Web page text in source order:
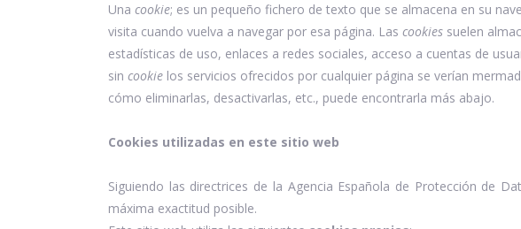
Una cookie; es un pequeño fichero de texto que se almacena en su
visita cuando vuelva a navegar por esa página. Las cookies suelen
estadísticas de uso, enlaces a redes sociales, acceso a cuentas de
sin cookie los servicios ofrecidos por cualquier página se verían
cómo eliminarlas, desactivarlas, etc., puede encontrarla más abajo.
Cookies utilizadas en este sitio web
Siguiendo las directrices de la Agencia Española de Protección de
máxima exactitud posible.